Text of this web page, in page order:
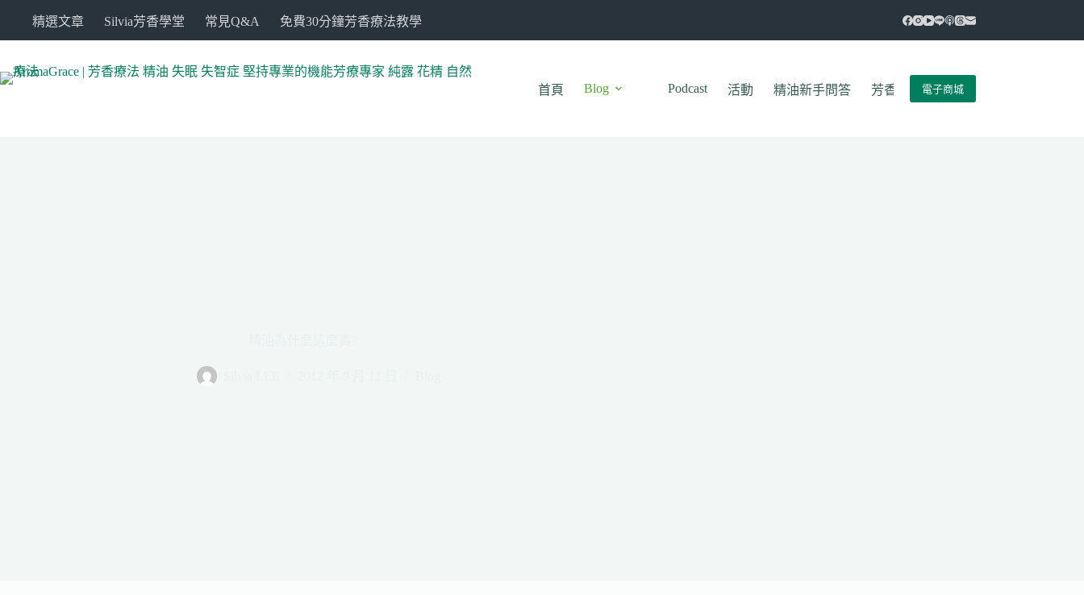
內
精選文章 Silvia芳香學堂 常見Q&A 免費30分鐘芳香療法教學
首頁 Blog Podcast 活動 精油新手問答 芳香新手一定要懂的52件事
電子商城